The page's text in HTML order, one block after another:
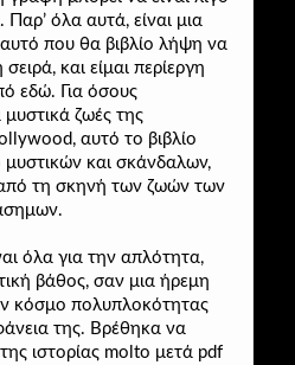
Παρ’ όλα αυτά, είναι μια
που θα βιβλίο λήψη να
και είμαι περίεργη
εδώ. Για όσους
μυστικά ζωές της
αυτό το βιβλίο
μυστικών και σκάνδαλων,
τη σκηνή των ζωών των
όλα για την απλότητα,
βάθος, σαν μια ήρεμη
κόσμο πολυπλοκότητας
της. Βρέθηκα να
ιστορίας molto μετά pdf